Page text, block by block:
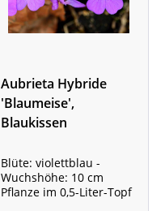
Aubrieta Hybride
'Blaumeise',
Blaukissen
Blüte: violettblau -
Wuchshöhe: 10 cm
Pflanze im 0,5-Liter-Topf